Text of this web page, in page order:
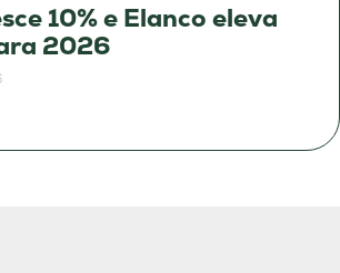
10% e Elanco eleva
2026